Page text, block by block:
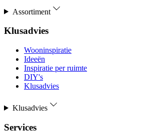
Assortiment
Klusadvies
Wooninspiratie
Ideeën
Inspiratie per ruimte
DIY's
Klusadvies
Klusadvies
Services